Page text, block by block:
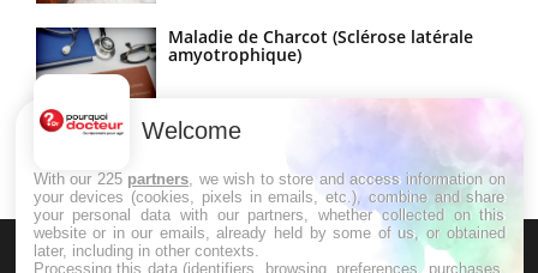
Maladie de Charcot (Sclérose latérale
amyotrophique)
Welcome
With our 225 partners , we wish to store and access information on
your devices (cookies, pixels in emails, etc.), combine and share
your personal data with our partners, whether collected on this
website or in our emails, already held by some of us, or obtained
later, including in other contexts.
Processing this data (identifiers, browsing, preferences, purchases,